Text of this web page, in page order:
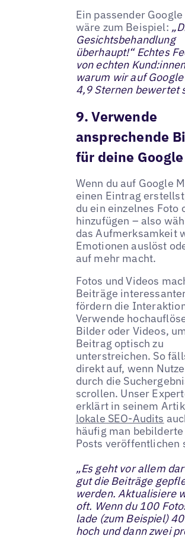
Ein passender
wäre zum Beispiel:
Gesichtsbehandlung
überhaupt!“ Echtes
von echten
warum wir auf
4,9 Sternen bewertet
9. Verwende
ansprechende
für deine
Wenn du auf Google
einen Eintrag
du ein einzelnes Foto
hinzufügen – also
das Aufmerksamkeit
Emotionen auslöst
auf mehr macht.
Fotos und Videos
Beiträge
fördern die
Verwende
Bilder oder Videos,
Beitrag optisch zu
unterstreichen. So
direkt auf, wenn
durch die
scrollen. Unser
erklärt in seinem
lokale SEO-Audits
häufig man bebilderte
Posts veröffentlichen
„Es geht vor allem
gut die Beiträge
werden. Aktualisiere
oft. Wenn du 100
lade (zum Beispiel)
hoch und dann zwei